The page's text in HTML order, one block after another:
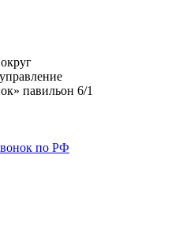
павильон 6/1
по РФ